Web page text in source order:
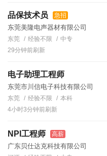
品保技术员 急招
东莞美隆电声器材有限公司
东莞 经验不限
中专
29分钟前刷新
电子助理工程师
东莞市川信电子科技有限公司
东莞 经验不限
本科
4小时3分钟前刷新
NPI工程师 高薪
广东贝仕达克科技有限公司